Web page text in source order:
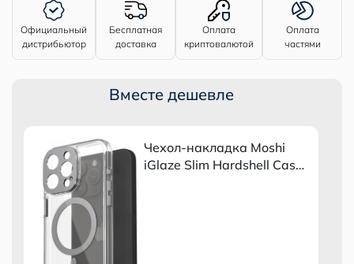
Официальный
дистрибьютор
Бесплатная
доставка
Оплата
криптовалютой
Оплата
частями
Вместе дешевле
Чехол-накладка Moshi
iGlaze Slim Hardshell Case